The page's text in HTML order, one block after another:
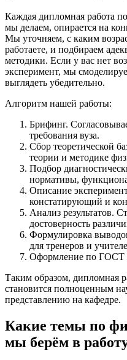
Каждая дипломная работа
мы делаем, опирается на
Мы уточняем, с каким
работаете, и подбираем
методики. Если у вас нет
эксперимент, мы
выглядеть убедительно.
Алгоритм нашей работы:
Брифинг.
требования вуза.
Сбор теоретической
теории и методике
Подбор
нормативы,
Описание
констатирующий и
Анализ результатов.
достоверность
Формулировка
для тренеров и
Оформление по ГОСТ
Таким образом, дипломная
становится полноценным
представлению на кафедре.
Какие темы по
мы берём в